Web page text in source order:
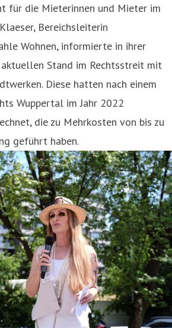
für die Mieterinnen und Mieter im
Bereichsleiterin
Wohnen, informierte in ihrer
Stand im Rechtsstreit mit
Diese hatten nach einem
Wuppertal im Jahr 2022
die zu Mehrkosten von bis zu
geführt haben.